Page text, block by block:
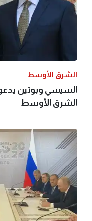
الشرق الأوسط
السيسي وبوتين
الشرق الأوسط